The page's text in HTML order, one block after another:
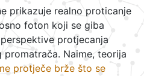
prikazuje realno proticanje
foton koji se giba
protjecanja
Naime, teorija
protječe brže što se